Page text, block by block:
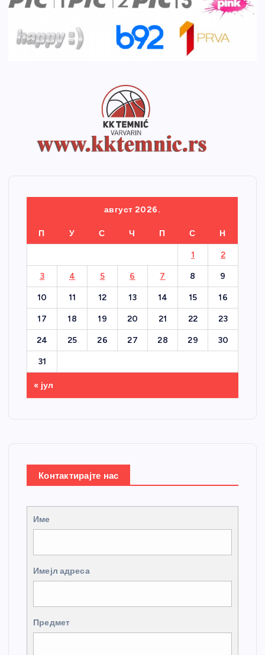
август 2026.
П У С Ч П С Н
1 2
3 4 5 6 7 8 9
10 11 12 13 14 15 16
17 18 19 20 21 22 23
24 25 26 27 28 29 30
31
« јул
Контактирајте нас
Име
Имејл адреса
Предмет